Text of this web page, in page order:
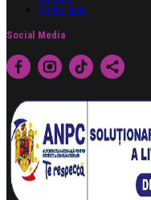
Contul meu
Social Media